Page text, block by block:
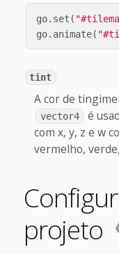
go. set (
go. animate(
tint
A cor de
vector4
é
com x, y, z e w
vermelho,
projeto